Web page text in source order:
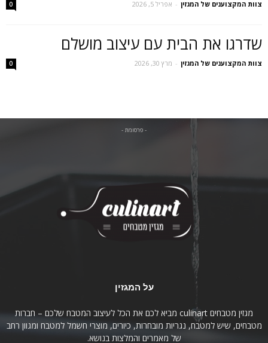
צוות המקצוענים של המגזין - אפריל 5, 2026 0
שדרגו את הבית עם עיצוב מושלם
צוות המקצוענים של המגזין - מרץ 30, 2026 0
- פרסומת -
על המגזין
מגזין מטבחים culinart מביא לכם את הכל לעיצוב המטבח שלכם – חברות
מטבחים, שיש למטבח, נגריות מובחרות, כיורים, מוצרי חשמל למטבח ומגוון רחב
של מאמרים והמלצות בנושא.